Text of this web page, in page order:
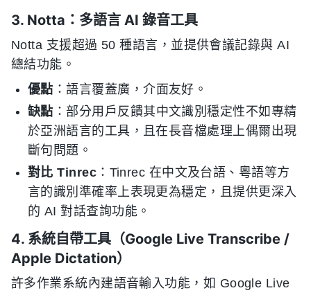
3. Notta：多語言 AI 錄音工具
Notta 支援超過 50 種語言，並提供會議記錄與 AI
總結功能。
優點 ：語言覆蓋廣，介面友好。
缺點 ：部分用戶反饋其中文識別穩定性不如專精
於亞洲語言的工具，且在長音檔處理上偶爾出現
斷句問題。
對比 Tinrec ：Tinrec 在中文及台語、粵語等方
言的識別準確率上表現更為穩定，且提供更深入
的 AI 對話查詢功能。
4. 系統自帶工具（Google Live Transcribe /
Apple Dictation）
許多作業系統內建語音輸入功能，如 Google Live